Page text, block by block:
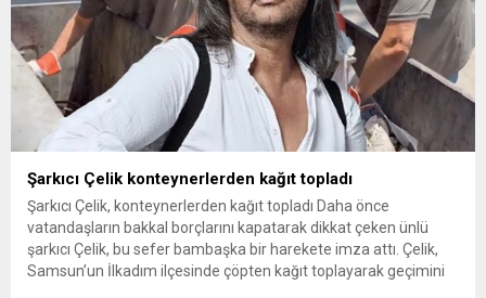
Şarkıcı Çelik konteynerlerden kağıt topladı
Şarkıcı Çelik, konteynerlerden kağıt topladı Daha önce
vatandaşların bakkal borçlarını kapatarak dikkat çeken ünlü
şarkıcı Çelik, bu sefer bambaşka bir harekete imza attı. Çelik,
Samsun’un İlkadım ilçesinde çöpten kağıt toplayarak geçimini